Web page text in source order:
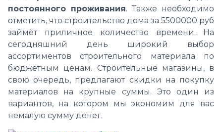
постоянного проживания. Также необходимо
отметить, что строительство дома за 5500000 руб
займёт приличное количество времени. На
сегодняшний день широкий выбор
ассортиментов строительного материала по
бюджетным ценам. Строительные магазины, в
свою очередь, предлагают скидки на покупку
материалов на крупные суммы. Это один из
вариантов, на котором мы экономим для вас
немалую сумму денег.